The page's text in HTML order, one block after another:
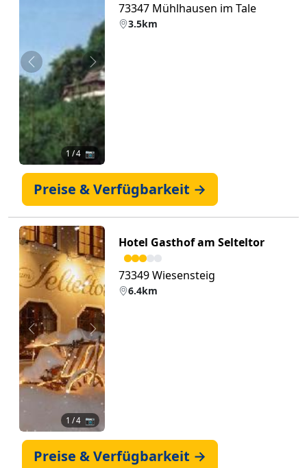
Zurück Weiter
1 / 4 📷
73347 Mühlhausen im Tale
3.5km
Preise & Verfügbarkeit →
Zurück Weiter
1 / 4 📷
Hotel Gasthof am Selteltor
73349 Wiesensteig
6.4km
Preise & Verfügbarkeit →